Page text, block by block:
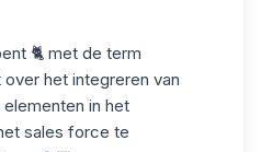
🐈 met de term
het integreren van
in het
sales force te